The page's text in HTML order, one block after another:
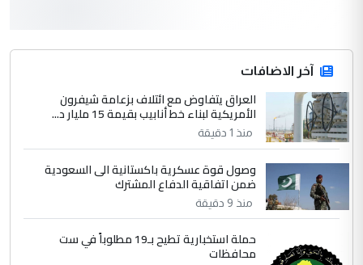
التعليق : قرار مستعجل جدا ولامصلحة فيه
للوزاره ولا للمواطن القرار الصائب يكون بعد
الاستماع للمدير ومغرفة ...
الموضوع :
وزير الصحة يعفي مدير مستشفى الكرخ
العام في بغداد
4 سردار
التعليق : واحد من عصابة علي ماما يسقط
ابا فرات ...
آخر الاضافات
العراق يتفاوض مع ائتلاف بزعامة شيفرون
الأمريكية لبناء خط أنابيب بقيمة 15 مليار د...
منذ 1 دقيقة
وصول قوة عسكرية باكستانية الى السعودية
ضمن اتفاقية الدفاع المشترك
منذ 9 دقيقة
حملة استخبارية تطيح بـ19 مطلوباً في ست
محافظات